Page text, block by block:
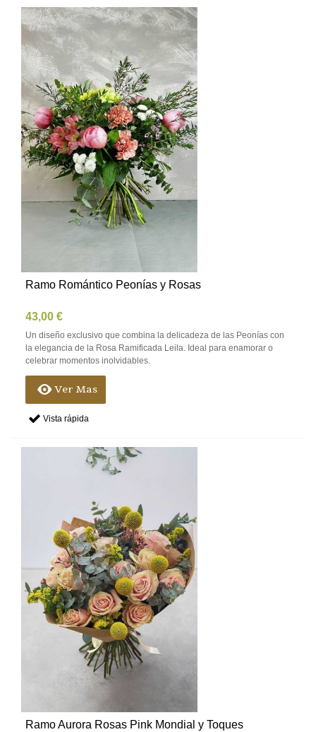
Ramo Romántico Peonías y Rosas
43,00 €
Un diseño exclusivo que combina la delicadeza de las Peonías con
la elegancia de la Rosa Ramificada Leila. Ideal para enamorar o
celebrar momentos inolvidables.
Ver Mas
Vista rápida
Ramo Aurora Rosas Pink Mondial y Toques